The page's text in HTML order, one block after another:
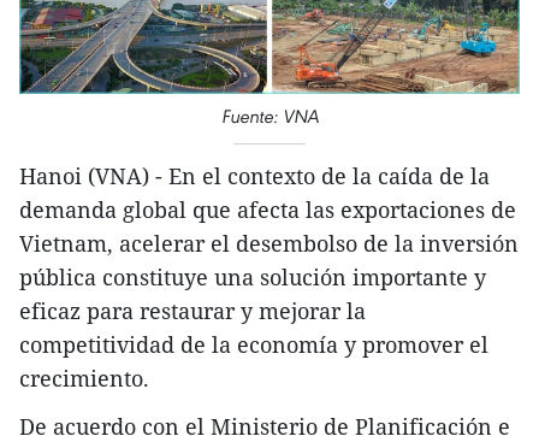
Fuente: VNA
Hanoi (VNA) - En el contexto de la caída de la
demanda global que afecta las exportaciones de
Vietnam, acelerar el desembolso de la inversión
pública constituye una solución importante y
eficaz para restaurar y mejorar la
competitividad de la economía y promover el
crecimiento.
De acuerdo con el Ministerio de Planificación e